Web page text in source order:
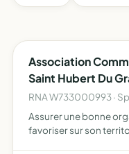
Association
Saint Hubert Du
RNA W733000993 ·
Assurer une bonne
favoriser sur son